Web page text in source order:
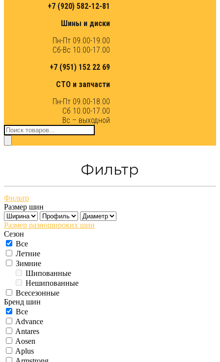
+7 (920) 582-12-81
Шины и диски
Пн-Пт 09.00-19.00
Сб-Вс 10.00-17.00
+7 (951) 152 22 69
СТО и запчасти
Пн-Пт 09.00-18.00
Сб 10.00-17.00
Вс – выходной
Поиск
товаров
Фильтр
Фильтр
Размер шин
Размер разношироких шин
Сезон
Все
Летние
Зимние
Шипованные
Нешипованные
Всесезонные
Бренд шин
Все
Advance
Antares
Aosen
Aplus